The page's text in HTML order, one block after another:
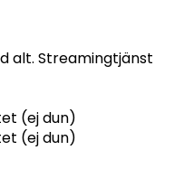
alt. Streamingtjänst
(ej dun)
(ej dun)